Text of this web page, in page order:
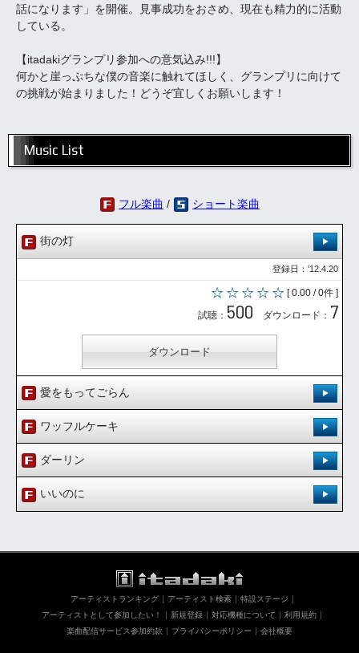
話になります」を開催。見事成功をおさめ、現在も精力的に活動
している。
【itadakiグランプリ参加への意気込み!!!】
何かと崖っぷちな僕の音楽に触れてほしく、グランプリに向けて
の挑戦が始まりました！どうぞ宜しくお願いします！
Music List
フル楽曲 / ショート楽曲
街の灯
登録日：'12.4.20
[ 0.00 / 0件 ]
試聴： 500 ダウンロード： 7
ダウンロード
愛をもってごらん
登録日：'12.4.20
[ 0.00 / 0件 ]
ダウンロード：8
ワッフルケーキ
登録日：'12.4.20
[ 0.00 / 0件 ]
ダウンロード：6
ダーリン
登録日：'12.4.20
[ 0.00 / 0件 ]
ダウンロード
いいのに
ダウンロード
アーティストランキング アーティスト検索
特設ステージ
アーティストとして参加したい！
新規登録 対応機種について
利用規約
楽曲配信サービス参加約款
プライバシーポリシー 会社概要